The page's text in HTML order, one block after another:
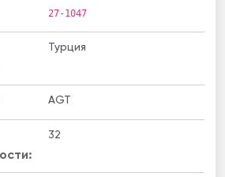
27-1047
Турция
AGT
32